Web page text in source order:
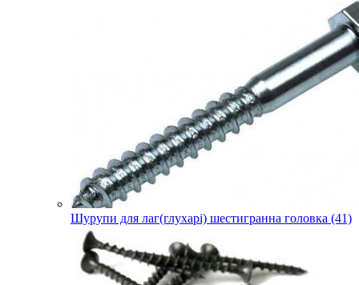
Шурупи для лаг(глухарі) шестигранна головка (41)